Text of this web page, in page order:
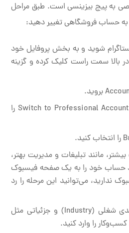
به پیج بیزینسی است. طبق مراحل
حساب فروشگاهی تغییر دهید:
شوید و به بخش پروفایل خود
بالا سمت راست کلیک کرده و گزینه
در پایین صفحه، گزینه Switch to Professional Account را
بیشتر، مانند تبلیغات و مدیریت بهتر،
حساب خود را به یک صفحه فیسبوک
ندارید، می‌توانید این مرحله را رد
اطلاعاتی مانند دسته‌بندی شغلی (Industry) و جزئیاتی مثل
را وارد کنید.